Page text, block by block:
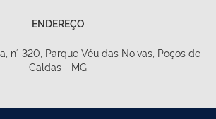
ENDEREÇO
n° 320, Parque Véu das Noivas, Poços de
Caldas - MG